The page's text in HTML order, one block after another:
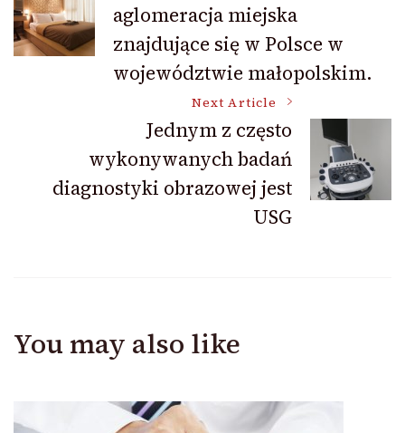
Navigationaglomeracja miejska
znajdujące się w Polsce w
województwie małopolskim.
Next Article
Jednym z często
wykonywanych badań
diagnostyki obrazowej jest
USG
You may also like